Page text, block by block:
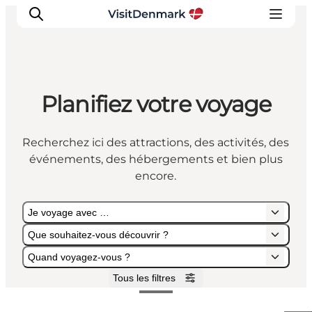
Inspirations
Destinations
Quoi faire
Planifiez votre voyage
Recherchez ici des attractions, des activités, des
événements, des hébergements et bien plus
encore.
Je voyage avec …
Que souhaitez-vous découvrir ?
Quand voyagez-vous ?
Tous les filtres